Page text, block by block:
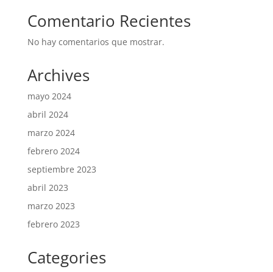
Comentario Recientes
No hay comentarios que mostrar.
Archives
mayo 2024
abril 2024
marzo 2024
febrero 2024
septiembre 2023
abril 2023
marzo 2023
febrero 2023
Categories